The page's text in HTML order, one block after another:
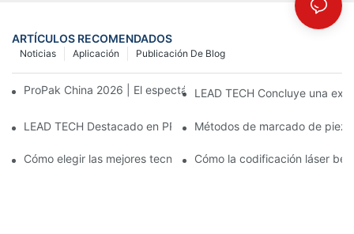
ARTÍCULOS RECOMENDADOS
Publicación De Blog
Aplicación
Noticias
ProPak China 2026 | El espectáculo termina, nuestro servicio
LEAD TECH Concluye una
LEAD TECH Destacado en PR Newswire: Presentación de
Métodos de marcado de
Cómo elegir las mejores tecnologías para la codificación y el
Cómo la codificación láser